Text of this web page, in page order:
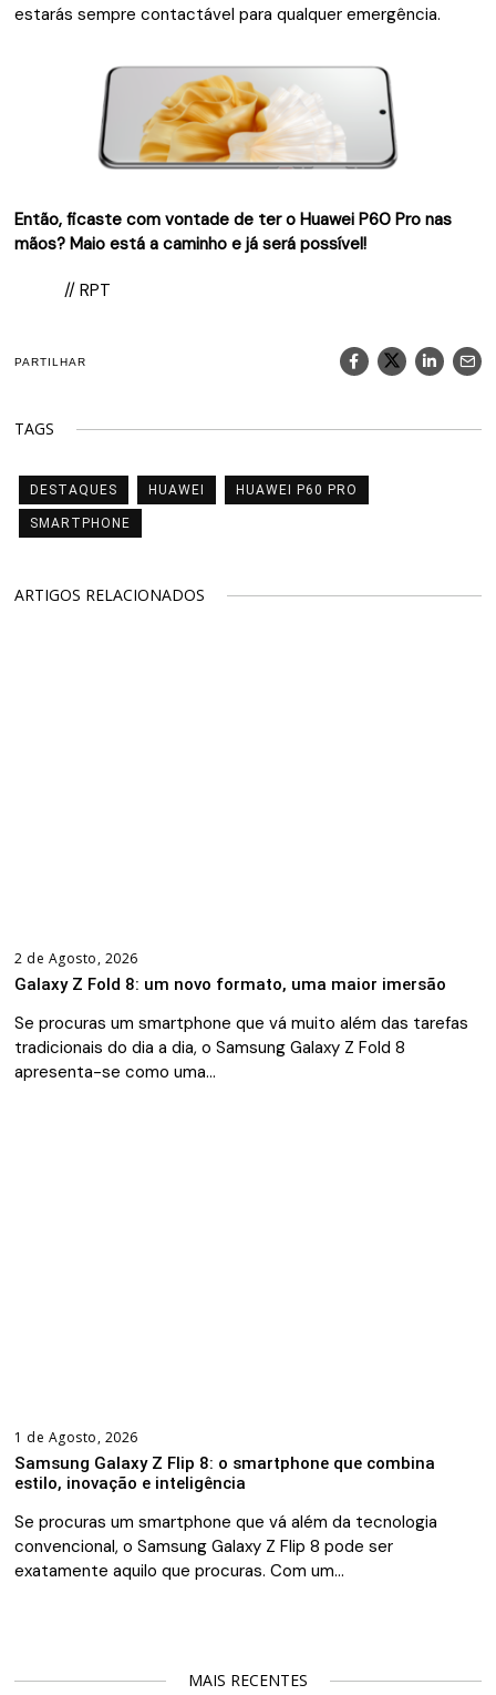
estarás sempre contactável para qualquer emergência.
Então, ficaste com vontade de ter o Huawei P60 Pro nas
mãos? Maio está a caminho e já será possível!
// RPT
PARTILHAR
TAGS
DESTAQUES HUAWEI HUAWEI P60 PRO
SMARTPHONE
ARTIGOS RELACIONADOS
2 de Agosto, 2026
Galaxy Z Fold 8: um novo formato, uma maior imersão
Se procuras um smartphone que vá muito além das tarefas
tradicionais do dia a dia, o Samsung Galaxy Z Fold 8
apresenta-se como uma…
1 de Agosto, 2026
Samsung Galaxy Z Flip 8: o smartphone que combina
estilo, inovação e inteligência
Se procuras um smartphone que vá além da tecnologia
convencional, o Samsung Galaxy Z Flip 8 pode ser
exatamente aquilo que procuras. Com um…
MAIS RECENTES